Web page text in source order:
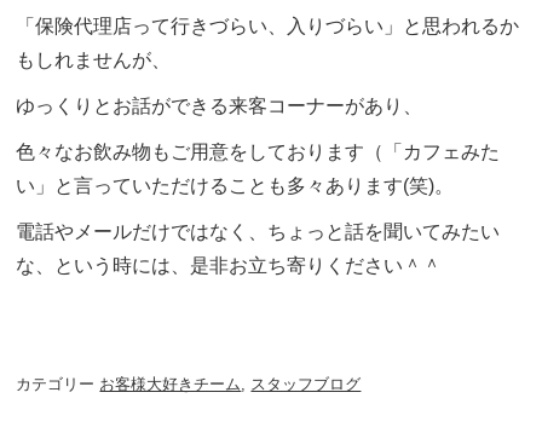
「保険代理店って行きづらい、入りづらい」と思われるか
もしれませんが、
ゆっくりとお話ができる来客コーナーがあり、
色々なお飲み物もご用意をしております（「カフェみた
い」と言っていただけることも多々あります(笑)。
電話やメールだけではなく、ちょっと話を聞いてみたい
な、という時には、是非お立ち寄りください＾＾
カテゴリー お客様大好きチーム, スタッフブログ